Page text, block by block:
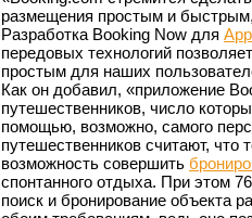
размещения простым и быстрым,
Разработка Booking Now для
передовых технологий
простым для наших
Как он добавил, «приложение
путешественников, число
помощью, возможно, самого
путешественников считают, что
возможность совершить
спонтанного отдыха. При этом
поиск и бронирование объекта